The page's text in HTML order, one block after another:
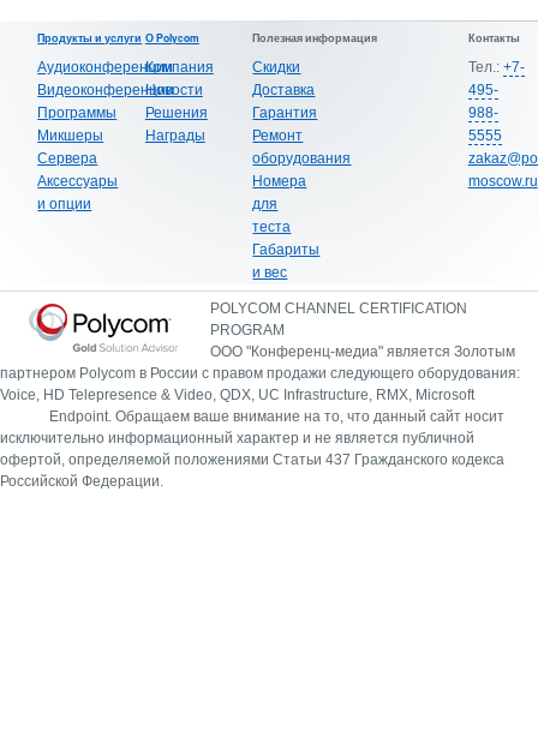
Продукты и услуги
Аудиоконференции
Видеоконференции
Программы
Микшеры
Сервера
Аксессуары
и опции
О Polycom
Компания
Новости
Решения
Награды
Полезная информация
Скидки
Доставка
Гарантия
Ремонт
оборудования
Номера
для
теста
Габариты
и вес
Контакты
Тел.: +7-
495-
988-
5555
moscow.ru
POLYCOM CHANNEL CERTIFICATION
PROGRAM
ООО "Конференц-медиа" является Золотым
партнером Polycom в России с правом продажи следующего оборудования:
Voice, HD Telepresence & Video, QDX, UC Infrastructure, RMX, Microsoft
Endpoint. Обращаем ваше внимание на то, что данный сайт носит
исключительно информационный характер и не является публичной
офертой, определяемой положениями Статьи 437 Гражданского кодекса
Российской Федерации.